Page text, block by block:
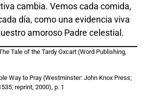
cambia. Vemos cada comida,
día, como una evidencia viva
amoroso Padre celestial.
Tale of the Tardy Oxcart (Word Publishing,
Way to Pray (Westminster: John Knox Press;
reprint, 2000), p. 1